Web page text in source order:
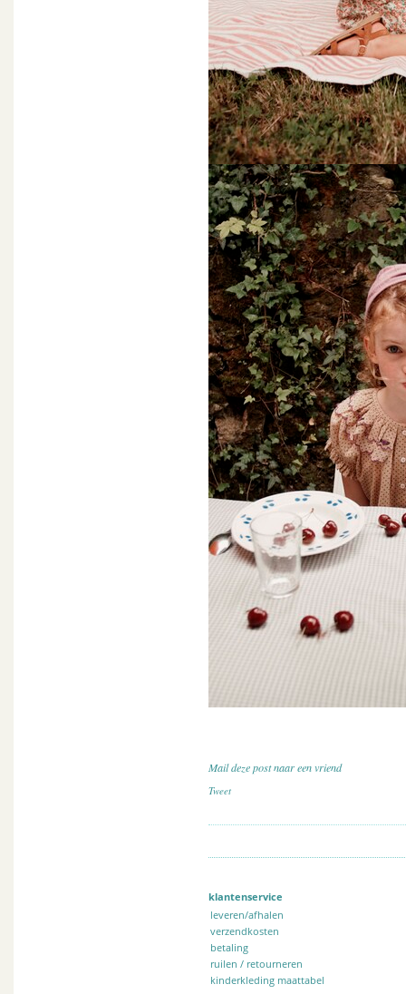
Mail deze post naar een vriend
Tweet
klantenservice
leveren/afhalen
verzendkosten
betaling
ruilen / retourneren
kinderkleding maattabel